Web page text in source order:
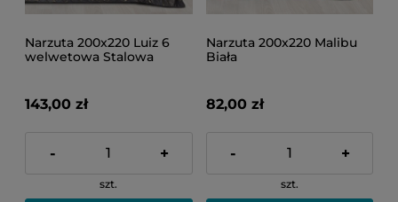
Narzuta 200x220 Luiz 6
welwetowa Stalowa
143,00 zł
- +
szt.
Narzuta 200x220 Malibu
Biała
82,00 zł
- +
szt.